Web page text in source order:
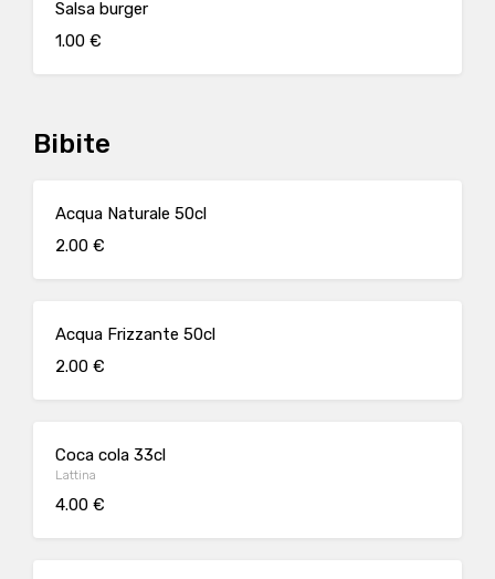
Salsa burger
1.00 €
Bibite
Acqua Naturale 50cl
2.00 €
Acqua Frizzante 50cl
2.00 €
Coca cola 33cl
Lattina
4.00 €